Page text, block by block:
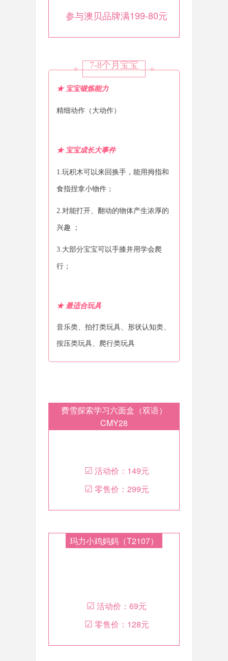
参与澳贝品牌满199-80元
7-8个月宝宝
★ 宝宝锻炼能力
精细动作（大动作）
★宝宝成长大事件
1.玩积木可以来回换手，能用拇指和
食指捏拿小物件；
2.对能打开、翻动的物体产生浓厚的
兴趣 ；
3.大部分宝宝可以手膝并用学会爬
行；
★最适合玩具
音乐类、拍打类玩具、形状认知类、
按压类玩具、爬行类玩具
费雪探索学习六面盒（双语）
CMY28
☑ 活动价： 149元
☑ 零售价： 299元
玛力小鸡妈妈（T2107）
☑ 活动价： 69元
☑ 零售价： 128元